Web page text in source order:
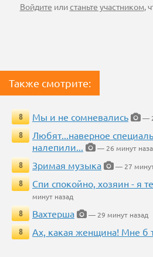
Войдите илистаньте участником,
Также смотрите:
8 Мы и не сомневались
—
8
Любят...наверное
налепили...
— 26 минут
8
Зримая музыка
— 27
8
Спи спокойно, хозяин - я
минут назад
8
Вахтерша
— 29 минут назад
8
Ах, какая женщина! Мне б